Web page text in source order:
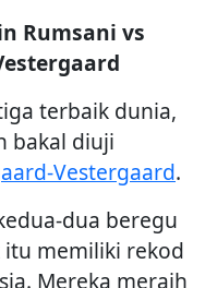
Rumsani vs
terbaik dunia,
bakal diuji
Vestergaard.
dua beregu
memiliki rekod
Mereka meraih